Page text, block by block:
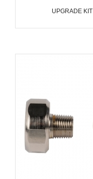
UPGRADE